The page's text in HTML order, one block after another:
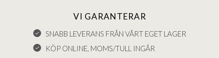
VI GARANTERAR
SNABB LEVERANS FRÅN VÅRT EGET LAGER
KÖP ONLINE, MOMS/TULL INGÅR